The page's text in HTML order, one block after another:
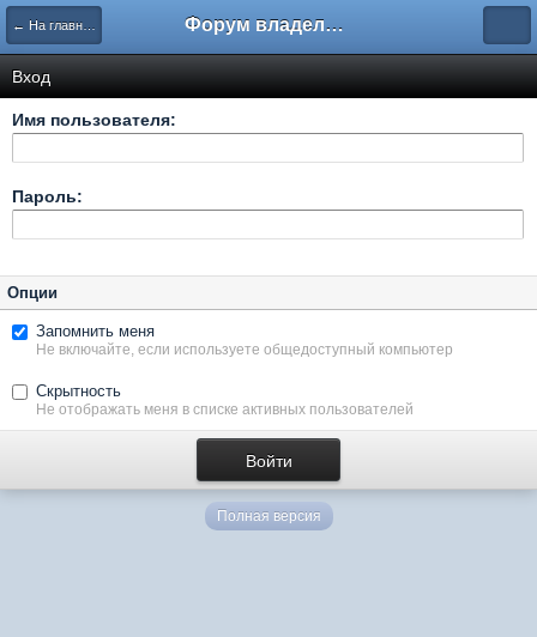
← На главную Форум владельцев интернет-магазинов
Вход
Имя пользователя:
Пароль:
Опции
Запомнить меня
Не включайте, если используете общедоступный компьютер
Скрытность
Не отображать меня в списке активных пользователей
Полная версия